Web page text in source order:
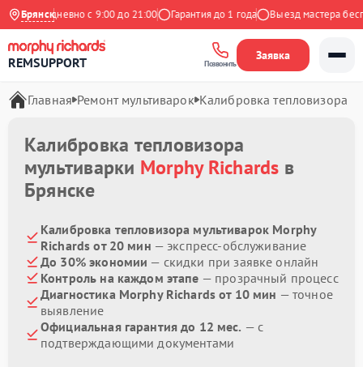
Брянск
Ежедневно с 9:00 до 21:00 Гарантия до 1 года Выезд мастера
REMSUPPORT Позвонить
Заявка
Главная Ремонт мультиварок Калибровка тепловизора
Калибровка тепловизора
мультиварки Morphy Richards в
Брянске
Калибровка тепловизора мультиварок Morphy
Richards от 20 мин — экспресс-обслуживание
До 30% экономии — скидки при заявке онлайн
Контроль на каждом этапе — прозрачный процесс
Диагностика Morphy Richards от 10 мин — точное
выявление
Официальная гарантия до 12 мес. — с
подтверждающими документами